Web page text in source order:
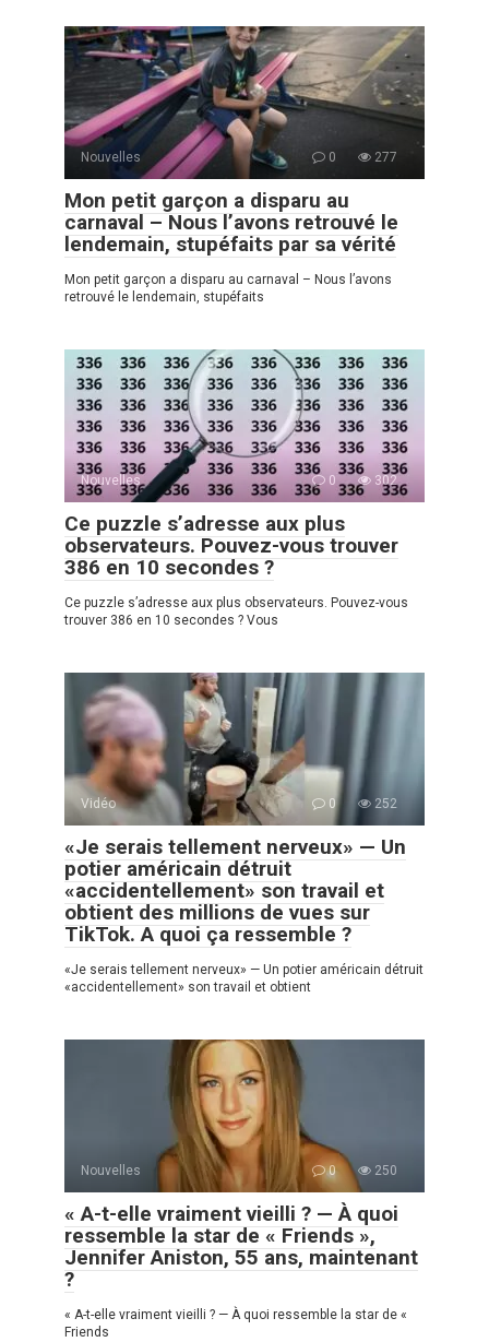
Nouvelles 0 277
Mon petit garçon a disparu au
carnaval – Nous l’avons retrouvé le
lendemain, stupéfaits par sa vérité
Mon petit garçon a disparu au carnaval – Nous l’avons
retrouvé le lendemain, stupéfaits
Nouvelles 0 302
Ce puzzle s’adresse aux plus
observateurs. Pouvez-vous trouver
386 en 10 secondes ?
Ce puzzle s’adresse aux plus observateurs. Pouvez-vous
trouver 386 en 10 secondes ? Vous
Vidéo 0 252
«Je serais tellement nerveux» — Un
potier américain détruit
«accidentellement» son travail et
obtient des millions de vues sur
TikTok. A quoi ça ressemble ?
«Je serais tellement nerveux» — Un potier américain détruit
«accidentellement» son travail et obtient
Nouvelles 0 250
« A-t-elle vraiment vieilli ? — À quoi
ressemble la star de « Friends »,
Jennifer Aniston, 55 ans, maintenant
?
« A-t-elle vraiment vieilli ? — À quoi ressemble la star de «
Friends